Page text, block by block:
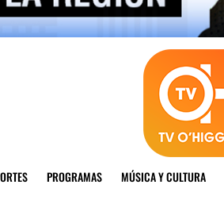
PROGRAMAS MÚSICA Y CULTURA